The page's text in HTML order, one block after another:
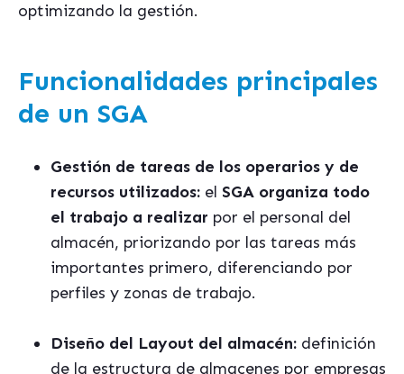
optimizando la gestión.
Funcionalidades principales
de un SGA
Gestión de tareas de los operarios y de
recursos utilizados: el SGA organiza todo
el trabajo a realizar por el personal del
almacén, priorizando por las tareas más
importantes primero, diferenciando por
perfiles y zonas de trabajo.
Diseño del Layout del almacén: definición
de la estructura de almacenes por empresas